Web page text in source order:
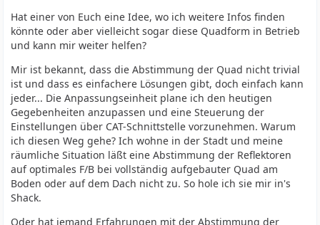
Hat einer von Euch eine Idee, wo ich weitere Infos finden
könnte oder aber vielleicht sogar diese Quadform in Betrieb
und kann mir weiter helfen?
Mir ist bekannt, dass die Abstimmung der Quad nicht trivial
ist und dass es einfachere Lösungen gibt, doch einfach kann
jeder... Die Anpassungseinheit plane ich den heutigen
Gegebenheiten anzupassen und eine Steuerung der
Einstellungen über CAT-Schnittstelle vorzunehmen. Warum
ich diesen Weg gehe? Ich wohne in der Stadt und meine
räumliche Situation läßt eine Abstimmung der Reflektoren
auf optimales F/B bei vollständig aufgebauter Quad am
Boden oder auf dem Dach nicht zu. So hole ich sie mir in's
Shack.
Oder hat jemand Erfahrungen mit der Abstimmung der